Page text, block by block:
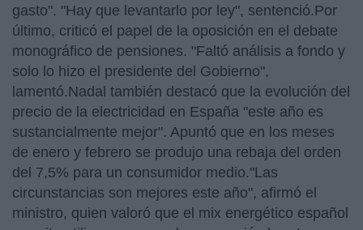
gasto". "Hay que levantarlo por ley", sentenció.Por
último, criticó el papel de la oposición en el debate
monográfico de pensiones. "Faltó análisis a fondo y
solo lo hizo el presidente del Gobierno",
lamentó.Nadal también destacó que la evolución del
precio de la electricidad en España "este año es
sustancialmente mejor". Apuntó que en los meses
de enero y febrero se produjo una rebaja del orden
del 7,5% para un consumidor medio."Las
circunstancias son mejores este año", afirmó el
ministro, quien valoró que el mix energético español